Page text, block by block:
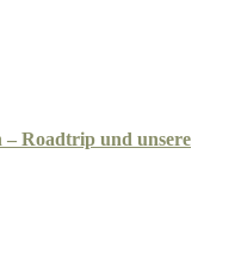
Roadtrip und unsere